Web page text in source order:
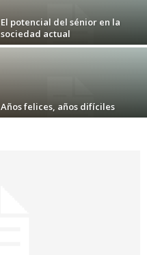
El potencial del sénior en la
sociedad actual
Años felices, años difíciles